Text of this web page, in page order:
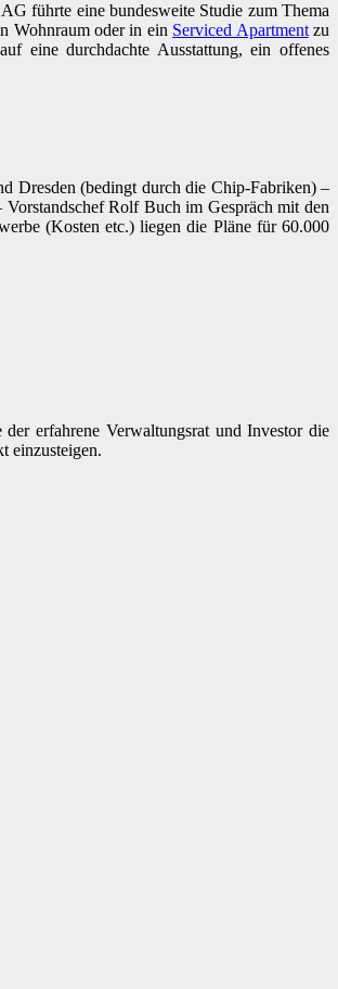
führte eine bundesweite Studie zum Thema
Wohnraum oder in ein Serviced Apartmentzu
eine durchdachte Ausstattung, ein offenes
Dresden (bedingt durch die Chip-Fabriken) –
Vorstandschef Rolf Buch im Gespräch mit den
(Kosten etc.) liegen die Pläne für 60.000
erfahrene Verwaltungsrat und Investor die
einzusteigen.